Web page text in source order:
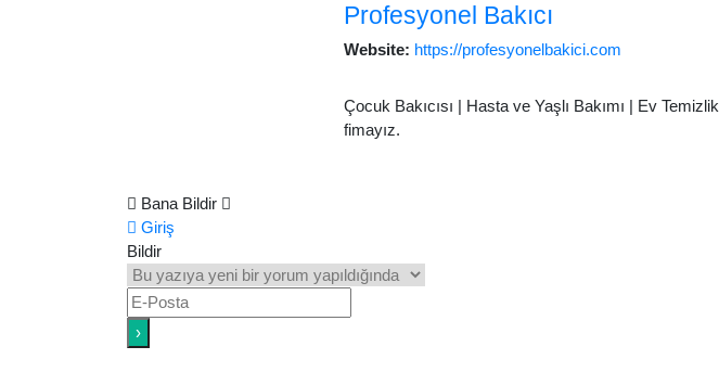
Profesyonel Bakıcı
Website: https://profesyonelbakici.com
Çocuk Bakıcısı | Hasta ve Yaşlı Bakımı | Ev Temizlik 2012 yılından beri bu sektörde hizmet vermekteyiz. Sözleşmeli olarak çalışan legal bir
fimayız.
Bana Bildir
Giriş
Bildir